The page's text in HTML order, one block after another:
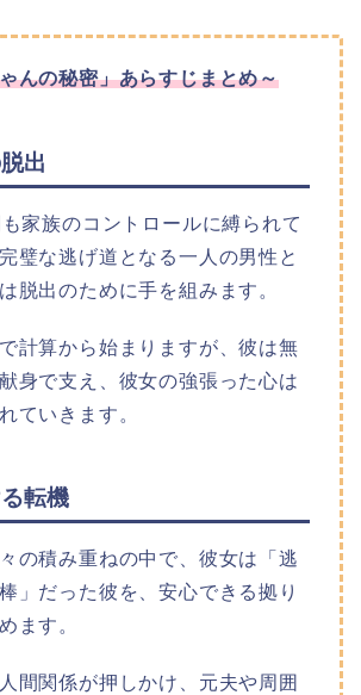
んの秘密」あらすじまとめ～
出
家族のコントロールに縛られて
璧な逃げ道となる一人の男性と
脱出のために手を組みます。
計算から始まりますが、彼は無
身で支え、彼女の強張った心は
ていきます。​
転機
の積み重ねの中で、彼女は「逃
」だった彼を、安心できる拠り
ます。
間関係が押しかけ、元夫や周囲